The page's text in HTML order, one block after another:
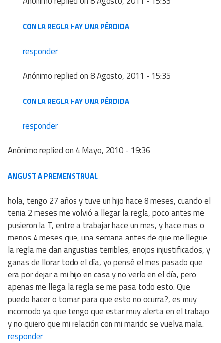
CON LA REGLA HAY UNA PÉRDIDA
responder
Anónimoreplied on8 Agosto, 2011 - 15:35
CON LA REGLA HAY UNA PÉRDIDA
responder
Anónimoreplied on 4 Mayo, 2010 - 19:36
ANGUSTIA PREMENSTRUAL
hola, tengo 27 años y tuve un hijo hace 8 meses, cuando el
tenia 2 meses me volvió a llegar la regla, poco antes me
pusieron la T, entre a trabajar hace un mes, y hace mas o
menos 4 meses que, una semana antes de que me llegue
la regla me dan angustias terribles, enojos injustificados, y
ganas de llorar todo el día, yo pensé el mes pasado que
era por dejar a mi hijo en casa y no verlo en el día, pero
apenas me llega la regla se me pasa todo esto. Que
puedo hacer o tomar para que esto no ocurra?, es muy
incomodo ya que tengo que estar muy alerta en el trabajo
y no quiero que mi relación con mi marido se vuelva mala.
responder